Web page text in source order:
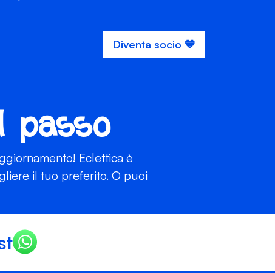
Diventa socio 💙
passo
Eclettica è
il tuo preferito. O puoi